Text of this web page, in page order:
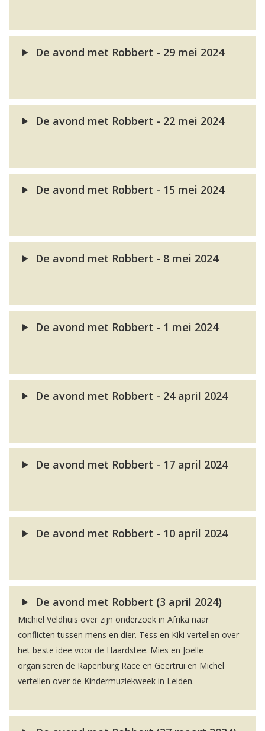
De avond met Robbert - 29 mei 2024
De avond met Robbert - 22 mei 2024
De avond met Robbert - 15 mei 2024
De avond met Robbert - 8 mei 2024
De avond met Robbert - 1 mei 2024
De avond met Robbert - 24 april 2024
De avond met Robbert - 17 april 2024
De avond met Robbert - 10 april 2024
De avond met Robbert (3 april 2024)
Michiel Veldhuis over zijn onderzoek in Afrika naar
conflicten tussen mens en dier. Tess en Kiki vertellen over
het beste idee voor de Haardstee. Mies en Joelle
organiseren de Rapenburg Race en Geertrui en Michel
vertellen over de Kindermuziekweek in Leiden.